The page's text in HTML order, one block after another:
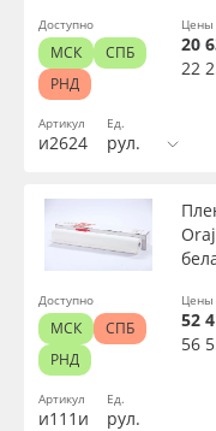
Артикул
и2624
Ед.
рул.
Цены
20
22
Доступно
МСК
СПБ
РНД
Артикул
и111и
Ед.
рул.
Цены
52
56
Доступно
МСК
СПБ
РНД